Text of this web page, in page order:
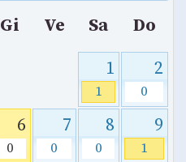
Gi Ve Sa
Do
1
1
2
0
6
0
7
0
8
0
9
1